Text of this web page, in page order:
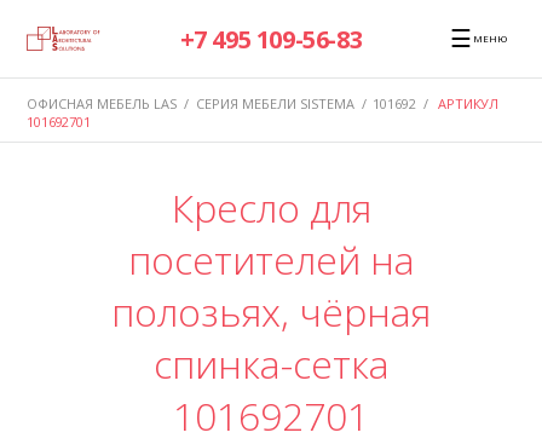
+7 495 109-56-83 ☰ МЕНЮ
ОФИСНАЯ МЕБЕЛЬ LAS / СЕРИЯ МЕБЕЛИ SISTEMA / 101692 / АРТИКУЛ
101692701
Кресло для
посетителей на
полозьях, чёрная
спинка-сетка
101692701